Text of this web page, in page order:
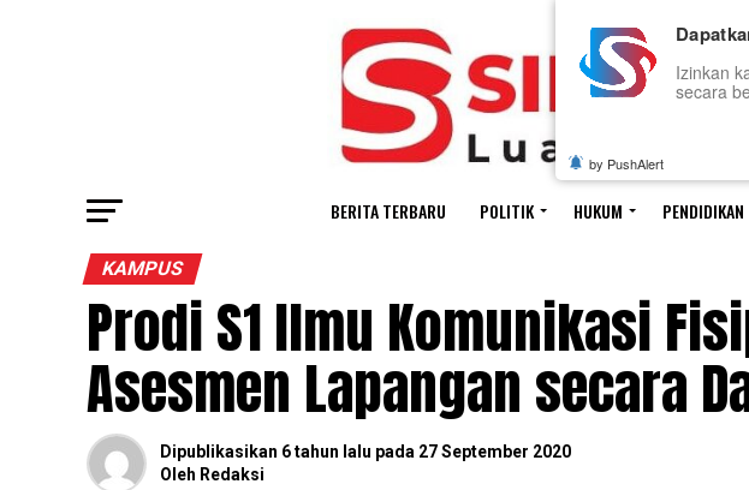
BERITA TERBARU POLITIK HUKUM PENDIDIKAN
KAMPUS
Prodi S1 Ilmu Komunikasi
Asesmen Lapangan secara
Dipublikasikan 6 tahun lalu pada 27 September 2020
Oleh Redaksi
Izinkan
secara
by PushAlert